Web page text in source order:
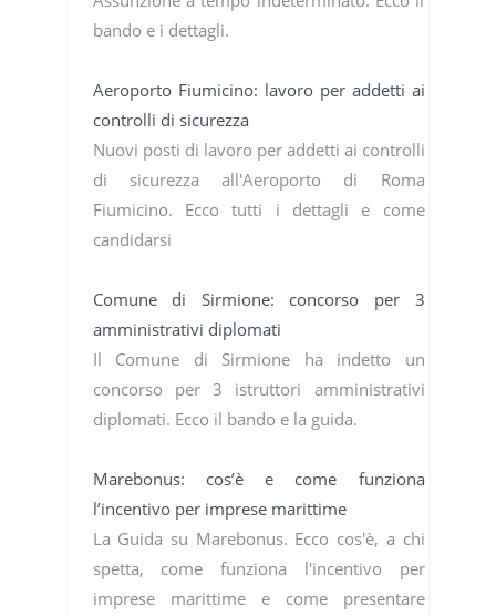
bando e i dettagli.
Aeroporto Fiumicino: lavoro per addetti ai
controlli di sicurezza
Nuovi posti di lavoro per addetti ai controlli
di sicurezza all'Aeroporto di Roma
Fiumicino. Ecco tutti i dettagli e come
candidarsi
Comune di Sirmione: concorso per 3
amministrativi diplomati
Il Comune di Sirmione ha indetto un
concorso per 3 istruttori amministrativi
diplomati. Ecco il bando e la guida.
Marebonus: cos’è e come funziona
l’incentivo per imprese marittime
La Guida su Marebonus. Ecco cos'è, a chi
spetta, come funziona l'incentivo per
imprese marittime e come presentare